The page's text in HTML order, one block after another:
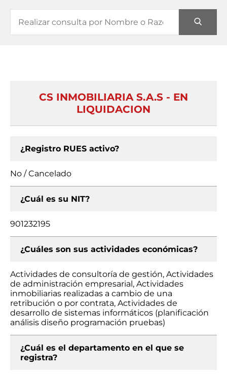
CS INMOBILIARIA S.A.S - EN
LIQUIDACION
¿Registro RUES activo?
No / Cancelado
¿Cuál es su NIT?
901232195
¿Cuáles son sus actividades económicas?
Actividades de consultoría de gestión, Actividades
de administración empresarial, Actividades
inmobiliarias realizadas a cambio de una
retribución o por contrata, Actividades de
desarrollo de sistemas informáticos (planificación
análisis diseño programación pruebas)
¿Cuál es el departamento en el que se
registra?